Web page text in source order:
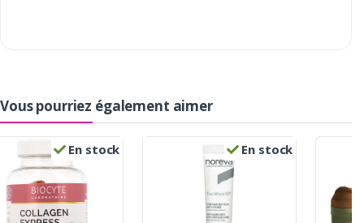
Vous pourriez également aimer
En stock En stock